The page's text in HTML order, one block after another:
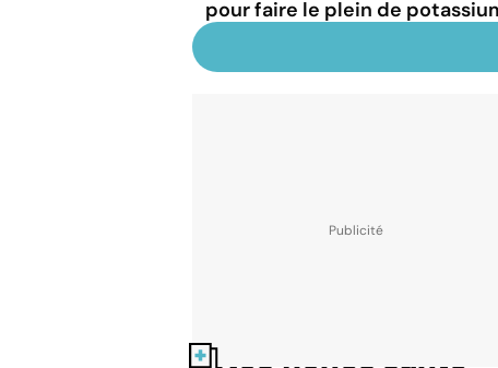
pour faire le plein de
Nos fiches santé